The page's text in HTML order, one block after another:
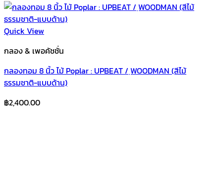
Quick View
กลอง & เพอคัชชั่น
กลองทอม 8 นิ้ว ไม้ Poplar : UPBEAT / ฺWOODMAN (สีไม้
ธรรมชาติ-แบบด้าน)
฿2,400.00